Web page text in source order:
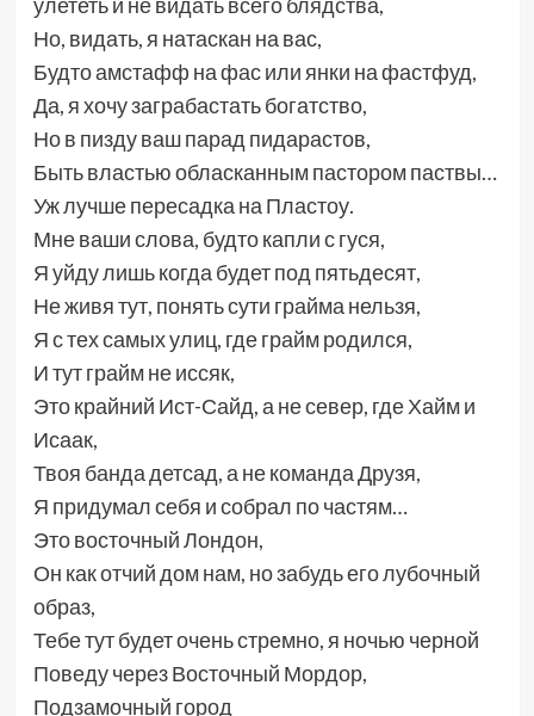
Но, видать, я натаскан на вас,
Будто амстафф на фас или янки на фастфуд,
Да, я хочу заграбастать богатство,
Но в пизду ваш парад пидарастов,
Быть властью обласканным пастором паствы…
Уж лучше пересадка на Пластоу.
Мне ваши слова, будто капли с гуся,
Я уйду лишь когда будет под пятьдесят,
Не живя тут, понять сути грайма нельзя,
Я с тех самых улиц, где грайм родился,
И тут грайм не иссяк,
Это крайний Ист-Сайд, а не север, где Хайм и
Исаак,
Твоя банда детсад, а не команда Друзя,
Я придумал себя и собрал по частям…
Это восточный Лондон,
Он как отчий дом нам, но забудь его лубочный
образ,
Тебе тут будет очень стремно, я ночью черной
Поведу через Восточный Мордор,
Подзамочный город